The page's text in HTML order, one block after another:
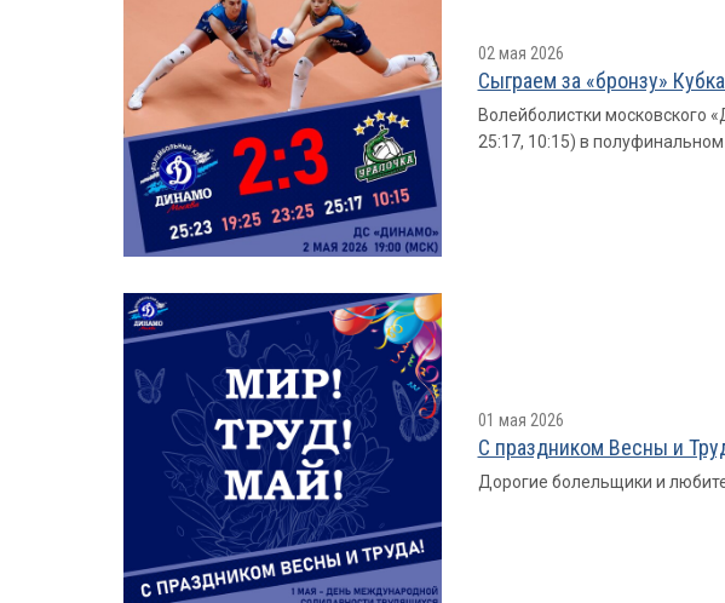
02 мая 2026
Сыграем за «бронзу»
Волейболистки московского
25:17, 10:15) в
01 мая 2026
С праздником Весны и
Дорогие болельщики и